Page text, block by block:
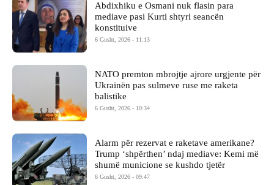
Abdixhiku e Osmani nuk flasin para
mediave pasi Kurti shtyri seancën
konstituive
6 Gusht, 2026 - 11:13
NATO premton mbrojtje ajrore urgjente për
Ukrainën pas sulmeve ruse me raketa
balistike
6 Gusht, 2026 - 10:34
Alarm për rezervat e raketave amerikane?
Trump ‘shpërthen’ ndaj mediave: Kemi më
shumë municione se kushdo tjetër
6 Gusht, 2026 - 09:47